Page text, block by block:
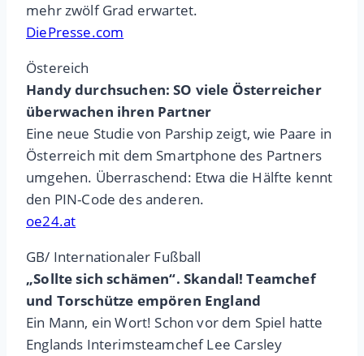
mehr zwölf Grad erwartet.
DiePresse.com
Östereich
Handy durchsuchen: SO viele Österreicher
überwachen ihren Partner
Eine neue Studie von Parship zeigt, wie Paare in
Österreich mit dem Smartphone des Partners
umgehen. Überraschend: Etwa die Hälfte kennt
den PIN-Code des anderen.
oe24.at
GB/ Internationaler Fußball
„Sollte sich schämen“. Skandal! Teamchef
und Torschütze empören England
Ein Mann, ein Wort! Schon vor dem Spiel hatte
Englands Interimsteamchef Lee Carsley